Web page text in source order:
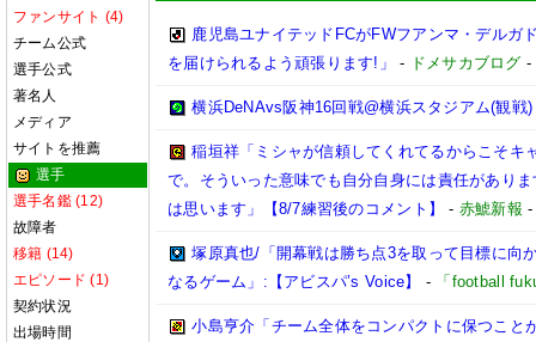
ファンサイト (4)
チーム公式
選手公式
著名人
メディア
サイトを推薦
選手
選手名鑑 (12)
故障者
移籍 (14)
エピソード (1)
契約状況
出場時間
鹿児島ユナイテッドFCがFWフアンマ・デルガ
を届けられるよう頑張ります!」
- ドメサカブログ -
横浜DeNAvs阪神16回戦@横浜スタジアム(観戦)
稲垣祥「ミシャが信頼してくれてるからこそキ
で。そういった意味でも自分自身には責任があり
は思います」【8/7練習後のコメント】
- 赤鯱新報
塚原真也/「開幕戦は勝ち点3を取って目標に向
なるゲーム」:【アビスパ’s Voice】
- 「football
小島亨介「チーム全体をコンパクトに保つこ